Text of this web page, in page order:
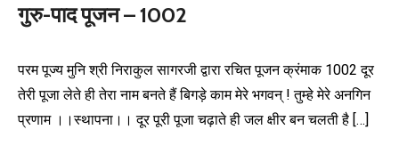
गुरु-पाद पूजन – 1002
परम पूज्य मुनि श्री निराकुल सागरजी द्वारा रचित पूजन क्रंमाक 1002 दूर
तेरी पूजा लेते ही तेरा नाम बनते हैं बिगड़े काम मेरे भगवन् ! तुम्हे मेरे अनगिन
प्रणाम ।।स्थापना।। दूर पूरी पूजा चढ़ाते ही जल क्षीर बन चलती है […]